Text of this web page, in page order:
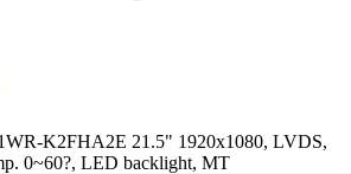
K2FHA2E 21.5" 1920x1080, LVDS,
0~60?, LED backlight, MT